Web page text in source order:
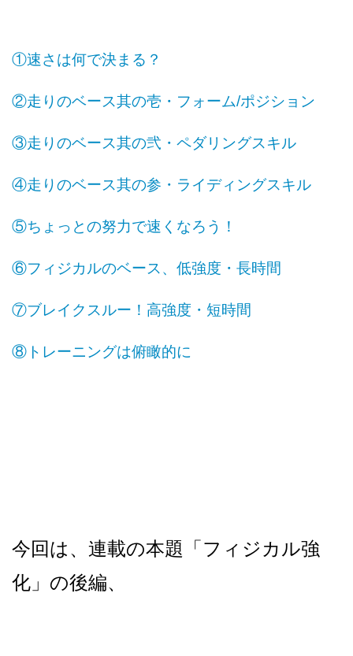
①速さは何で決まる？
②走りのベース其の壱・フォーム/ポジション
③走りのベース其の弐・ペダリングスキル
④走りのベース其の参・ライディングスキル
⑤ちょっとの努力で速くなろう！
⑥フィジカルのベース、低強度・長時間
⑦ブレイクスルー！高強度・短時間
⑧トレーニングは俯瞰的に
今回は、連載の本題「フィジカル強
化」の後編、